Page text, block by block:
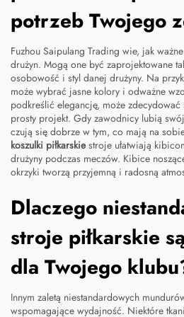
potrzeb Twojego
Fuzhou Saipulang Trading wie, jak
drużyn. Mogą one być zaprojektowane
osobowość i styl danej drużyny. Na
może wybrać jasne kolory i odważne
podkreślić elegancję, może
prosty projekt. Gdy zawodnicy lubią
czują się dobrze w tym, co mają na
koszulki piłkarskiestroje ułatwiają
drużyny podczas meczów. Kibice
okrzyki tworzą przyjemną i radosną
Dlaczego
stroje piłkarskie
dla Twojego
Innym zaletą niestandardowych
wspomagające wydajność. Niektóre